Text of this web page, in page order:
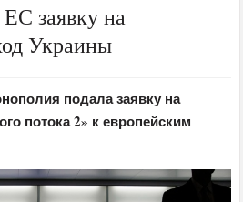
заявку на
Украины
подала заявку на
потока 2» к европейским